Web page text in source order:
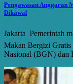
Pengawasan Anggaran
Dikawal
Jakarta  Pemerintah
Makan Bergizi
Nasional (BGN) dan